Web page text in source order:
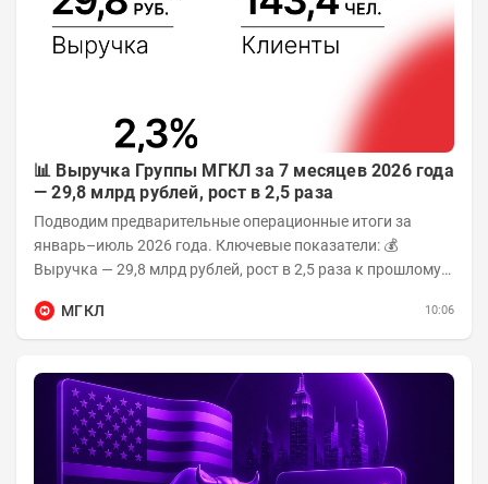
📊 Выручка Группы МГКЛ за 7 месяцев 2026 года
— 29,8 млрд рублей, рост в 2,5 раза
Подводим предварительные операционные итоги за
январь–июль 2026 года. Ключевые показатели: 💰
Выручка — 29,8 млрд рублей, рост в 2,5 раза к прошлому
МГКЛ
10:06